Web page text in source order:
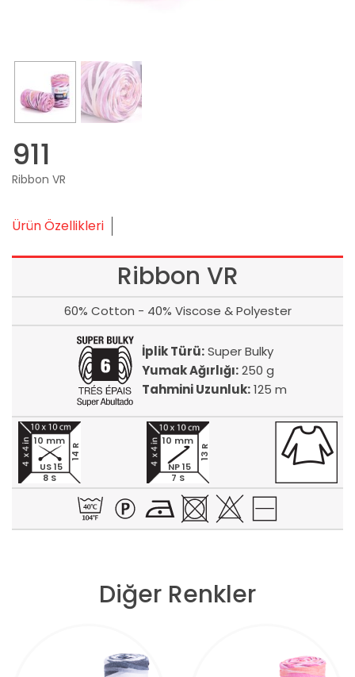
911
Ribbon VR
Ürün Özellikleri
Ribbon VR
60% Cotton - 40% Viscose & Polyester
İplik Türü:Super Bulky
Yumak Ağırlığı:250 g
Tahmini Uzunluk:125 m
8 S
14 R
10 mm
US 15
7 S
13 R
10 mm
NP 15
Diğer Renkler